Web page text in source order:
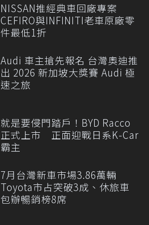
NISSAN推經典車回廠專案
CEFIRO與INFINITI老車原廠零
件最低1折
Audi 車主搶先報名 台灣奧迪推
出 2026 新加坡大獎賽 Audi 極
速之旅
就是要侵門踏戶！BYD Racco
正式上市 正面迎戰日系K-Car
霸主
7月台灣新車市場3.86萬輛
Toyota市占突破3成、休旅車
包辦暢銷榜8席